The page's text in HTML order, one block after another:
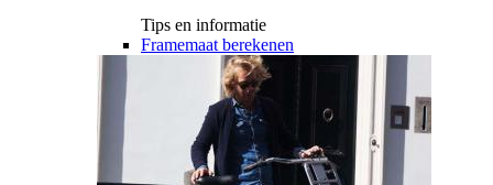
Tips en informatie
Framemaat berekenen